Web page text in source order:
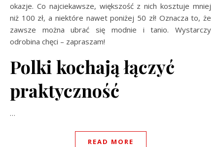
okazje. Co najciekawsze, większość z nich kosztuje mniej
niż 100 zł, a niektóre nawet poniżej 50 zł! Oznacza to, że
zawsze można ubrać się modnie i tanio. Wystarczy
odrobina chęci – zapraszam!
Polki kochają łączyć
praktyczność
…
READ MORE